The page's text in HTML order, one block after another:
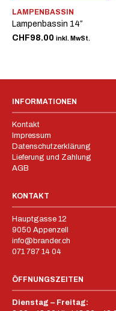
LAMPENBASSIN
Lampenbassin 14″
CHF98.00 inkl. MwSt.
INFORMATIONEN
Kontakt
Impressum
Datenschutzerklärung
Lieferung und Zahlung
AGB
KONTAKT
Hauptgasse 12
9050 Appenzell
info@brander.ch
071 787 14 04
ÖFFNUNGSZEITEN
Dienstag – Freitag: